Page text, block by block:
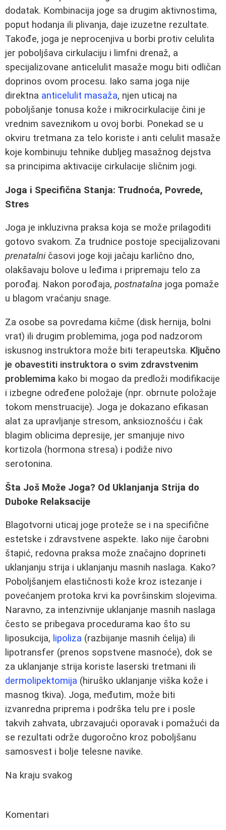
dodatak. Kombinacija joge sa drugim aktivnostima,
poput hodanja ili plivanja, daje izuzetne rezultate.
Takođe, joga je neprocenjiva u borbi protiv celulita
jer poboljšava cirkulaciju i limfni drenaž, a
specijalizovane anticelulit masaže mogu biti odličan
doprinos ovom procesu. Iako sama joga nije
direktna anticelulit masaža, njen uticaj na
poboljšanje tonusa kože i mikrocirkulacije čini je
vrednim saveznikom u ovoj borbi. Ponekad se u
okviru tretmana za telo koriste i anti celulit masaže
koje kombinuju tehnike dubljeg masažnog dejstva
sa principima aktivacije cirkulacije sličnim jogi.
Joga i Specifična Stanja: Trudnoća, Povrede,
Stres
Joga je inkluzivna praksa koja se može prilagoditi
gotovo svakom. Za trudnice postoje specijalizovani
prenatalničasovi joge koji jačaju karlično dno,
olakšavaju bolove u leđima i pripremaju telo za
porođaj. Nakon porođaja, postnatalna joga pomaže
u blagom vraćanju snage.
Za osobe sa povredama kičme (disk hernija, bolni
vrat) ili drugim problemima, joga pod nadzorom
iskusnog instruktora može biti terapeutska. Ključno
je obavestiti instruktora o svim zdravstvenim
problemima kako bi mogao da predloži modifikacije
i izbegne određene položaje (npr. obrnute položaje
tokom menstruacije). Joga je dokazano efikasan
alat za upravljanje stresom, anksioznošću i čak
blagim oblicima depresije, jer smanjuje nivo
kortizola (hormona stresa) i podiže nivo
serotonina.
Šta Još Može Joga? Od Uklanjanja Strija do
Duboke Relaksacije
Blagotvorni uticaj joge proteže se i na specifične
estetske i zdravstvene aspekte. Iako nije čarobni
štapić, redovna praksa može značajno doprineti
uklanjanju strija i uklanjanju masnih naslaga. Kako?
Poboljšanjem elastičnosti kože kroz istezanje i
povećanjem protoka krvi ka površinskim slojevima.
Naravno, za intenzivnije uklanjanje masnih naslaga
često se pribegava procedurama kao što su
liposukcija, lipoliza (razbijanje masnih ćelija) ili
lipotransfer (prenos sopstvene masnoće), dok se
za uklanjanje strija koriste laserski tretmani ili
dermolipektomija (hiruško uklanjanje viška kože i
masnog tkiva). Joga, međutim, može biti
izvanredna priprema i podrška telu pre i posle
takvih zahvata, ubrzavajući oporavak i pomažući da
se rezultati održe dugoročno kroz poboljšanu
samosvest i bolje telesne navike.
Na kraju svakog
Komentari